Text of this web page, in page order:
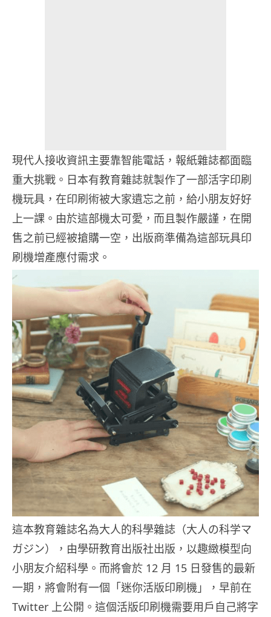
現代人接收資訊主要靠智能電話，報紙雜誌都面臨
重大挑戰。日本有教育雜誌就製作了一部活字印刷
機玩具，在印刷術被大家遺忘之前，給小朋友好好
上一課。由於這部機太可愛，而且製作嚴謹，在開
售之前已經被搶購一空，出版商準備為這部玩具印
刷機增產應付需求。
這本教育雜誌名為大人的科學雜誌（大人の科学マ
ガジン），由學研教育出版社出版，以趣緻模型向
小朋友介紹科學。而將會於 12 月 15 日發售的最新
一期，將會附有一個「迷你活版印刷機」，早前在
Twitter 上公開。這個活版印刷機需要用戶自己將字